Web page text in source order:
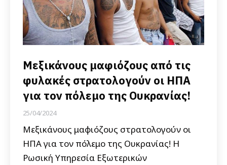
Μεξικάνους μαφιόζους από τις
φυλακές στρατολογούν οι ΗΠΑ
για τον πόλεμο της Ουκρανίας!
25/04/2024
Μεξικάνους μαφιόζους στρατολογούν οι
ΗΠΑ για τον πόλεμο της Ουκρανίας! Η
Ρωσική Υπηρεσία Εξωτερικών